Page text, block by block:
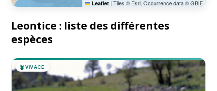
Leaflet | Tiles © Esri, Occurrence data © GBIF
Leontice : liste des différentes
espèces
🪴 VIVACE